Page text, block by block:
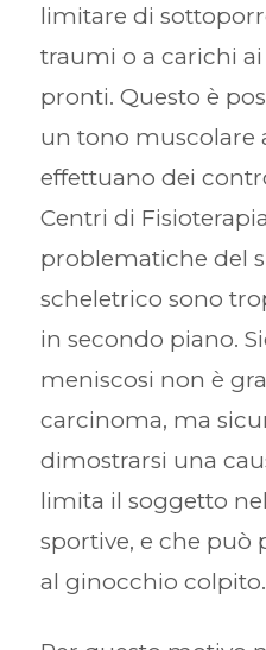
limitare di
traumi o a carichi
pronti. Questo è
un tono muscolare
effettuano dei
Centri di
problematiche del
scheletrico sono
in secondo piano.
meniscosi non è
carcinoma, ma
dimostrarsi una
limita il soggetto
sportive, e che può
al ginocchio colpito.